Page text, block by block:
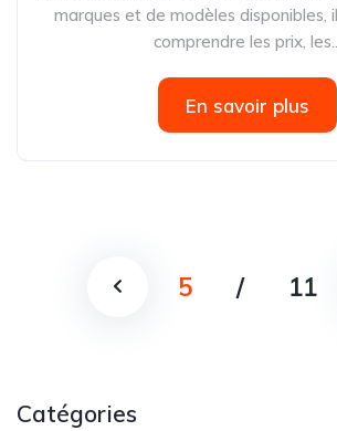
marques et de modèles disponibles,
comprendre les prix,
En savoir plus
5 / 11
Catégories